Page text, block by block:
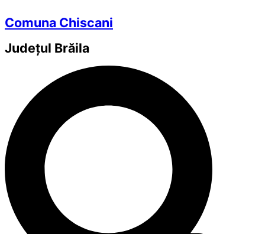
Comuna Chiscani
Județul Brăila